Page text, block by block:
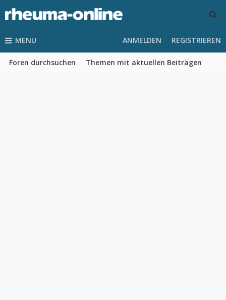
MENU
Foren durchsuchen Themen mit aktuellen Beiträgen
ANMELDEN REGISTRIEREN